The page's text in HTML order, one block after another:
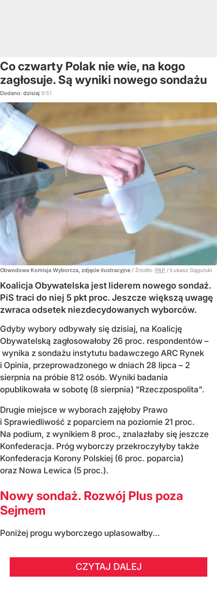
Co czwarty Polak nie wie, na kogo
zagłosuje. Są wyniki nowego sondażu
Dodano: dzisiaj 9:51
Obwodowa Komisja Wyborcza, zdjęcie ilustracyjne / Źródło: PAP / Łukasz Gągulski
Koalicja Obywatelska jest liderem nowego sondaż.
PiS traci do niej 5 pkt proc. Jeszcze większą uwagę
zwraca odsetek niezdecydowanych wyborców.
Gdyby wybory odbywały się dzisiaj, na Koalicję
Obywatelską zagłosowałoby 26 proc. respondentów –
wynika z sondażu instytutu badawczego ARC Rynek
i Opinia, przeprowadzonego w dniach 28 lipca – 2
sierpnia na próbie 812 osób. Wyniki badania
opublikowała w sobotę (8 sierpnia) "Rzeczpospolita".
Drugie miejsce w wyborach zajęłoby Prawo
i Sprawiedliwość z poparciem na poziomie 21 proc.
Na podium, z wynikiem 8 proc., znalazłaby się jeszcze
Konfederacja. Próg wyborczy przekroczyłyby także
Konfederacja Korony Polskiej (6 proc. poparcia)
oraz Nowa Lewica (5 proc.).
Nowy sondaż. Rozwój Plus poza
Sejmem
Poniżej progu wyborczego uplasowałby...
CZYTAJ DALEJ